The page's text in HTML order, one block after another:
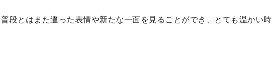
段とはまた違った表情や新たな一面を見ることができ、とても温かい時